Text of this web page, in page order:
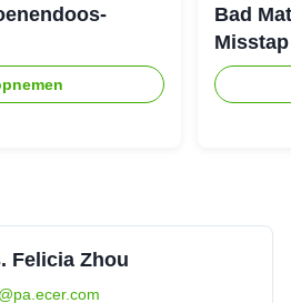
Bad
Felicia Zhou